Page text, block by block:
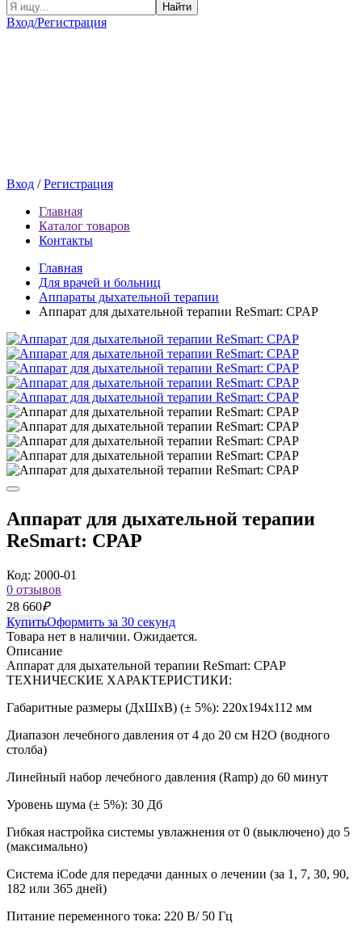
Найти
Вход/Регистрация
Вход /Регистрация
Главная
Каталог товаров
Контакты
Главная
Для врачей и больниц
Аппараты дыхательной терапии
Аппарат для дыхательной терапии ReSmart: CPAP
Аппарат для дыхательной терапии
ReSmart: CPAP
Код: 2000-01
0 отзывов
28 660₽
КупитьОформить за 30 секунд
Товара нет в наличии. Ожидается.
Описание
Аппарат для дыхательной терапии ReSmart: CPAP
ТЕХНИЧЕСКИЕ ХАРАКТЕРИСТИКИ:
Габаритные размеры (ДхШхВ) (± 5%): 220х194х112 мм
Диапазон лечебного давления от 4 до 20 см Н2О (водного
столба)
Линейный набор лечебного давления (Ramp) до 60 минут
Уровень шума (± 5%): 30 Дб
Гибкая настройка системы увлажнения от 0 (выключено) до 5
(максимально)
Система iCode для передачи данных о лечении (за 1, 7, 30, 90,
182 или 365 дней)
Питание переменного тока: 220 В/ 50 Гц